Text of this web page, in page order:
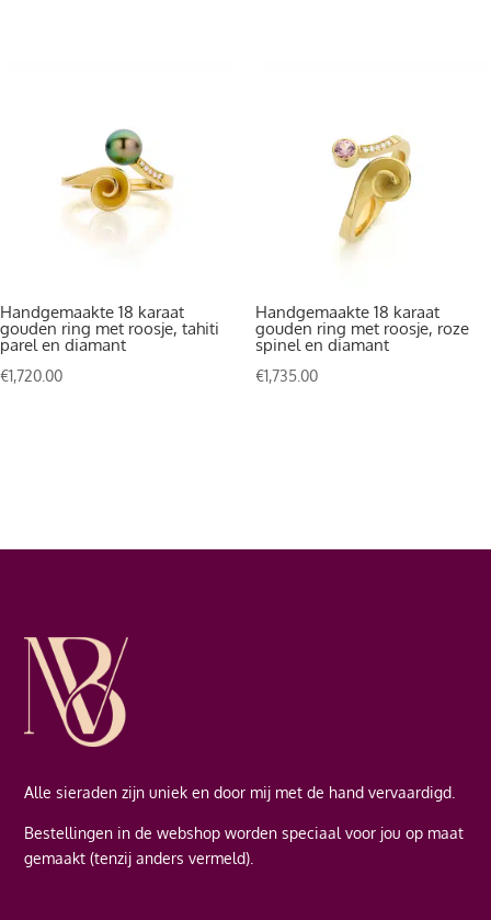
Handgemaakte 18 karaat
gouden ring met roosje, tahiti
parel en diamant
€1,720.00
Handgemaakte 18 karaat
gouden ring met roosje, roze
spinel en diamant
€1,735.00
Alle sieraden zijn uniek en door mij met de hand vervaardigd.
Bestellingen in de webshop worden speciaal voor jou op maat
gemaakt (tenzij anders vermeld).